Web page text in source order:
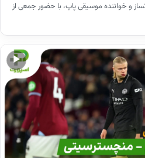
و خواننده موسیقی پاپ، با حضور جمعی از
▶